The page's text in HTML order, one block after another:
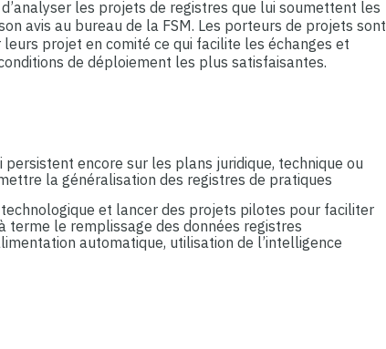
les projets de registres que lui soumettent les
avis au bureau de la FSM. Les porteurs de projets sont
projet en comité ce qui facilite les échanges et
de déploiement les plus satisfaisantes.
persistent encore sur les plans juridique, technique ou
la généralisation des registres de pratiques
et lancer des projets pilotes pour faciliter
terme le remplissage des données registres
automatique, utilisation de l’intelligence